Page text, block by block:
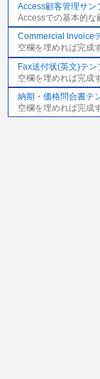
Access顧客管理サン
Accessでの基本的な
Commercial Invoice
空欄を埋めれば完成
Fax送付状(英文)テ
空欄を埋めれば完成
納期・価格問合書テ
空欄を埋めれば完成